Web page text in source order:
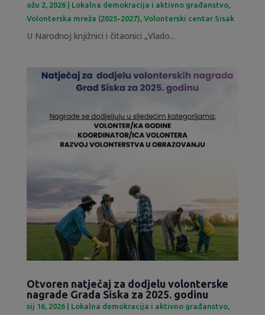
ožu 2, 2026| Lokalna demokracija i aktivno građanstvo,
Volonterska mreža (2025-2027), Volonterski centar Sisak
U Narodnoj knjižnici i čitaonici „Vlado...
Otvoren natječaj za dodjelu volonterske
nagrade Grada Siska za 2025. godinu
sij 16, 2026| Lokalna demokracija i aktivno građanstvo,